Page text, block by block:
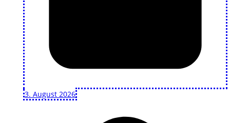
3. August 2026